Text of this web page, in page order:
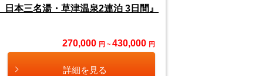
本三名湯・草津温泉2連泊 3日間』
270,000 円 ~ 430,000 円
詳細を見る